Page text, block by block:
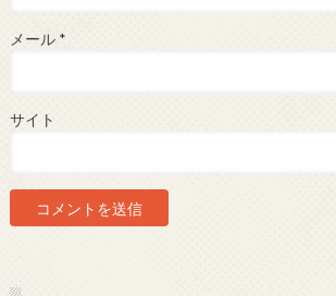
メール *
サイト